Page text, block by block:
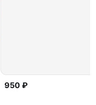
950 ₽